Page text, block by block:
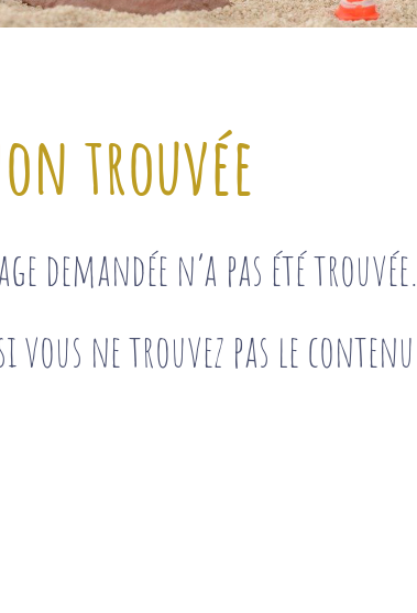
trouvée
demandée n’a pas été
vous ne trouvez pas le